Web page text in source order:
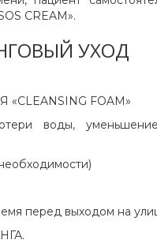
CREAM».
УХОД
FOAM»
воды, уменьшение
перед выходом на